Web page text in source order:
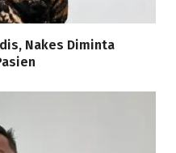
Nakes Diminta